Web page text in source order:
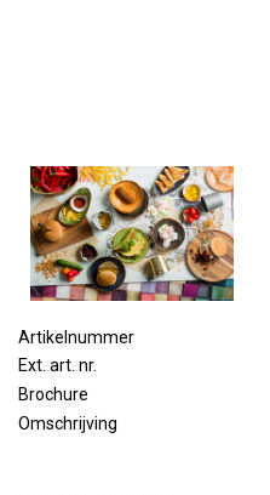
Artikelnummer
Ext. art. nr.
Brochure
Omschrijving